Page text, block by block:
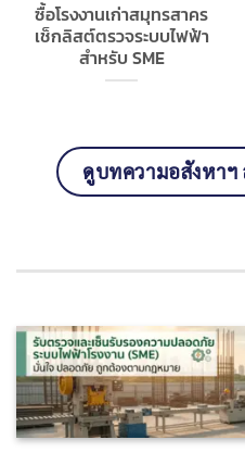
ซื้อโรงงานเก่าสมุทรสาคร
เช็กลิสต์ตรวจระบบไฟฟ้า
สำหรับ SME
ดูบทความอสังหาฯ